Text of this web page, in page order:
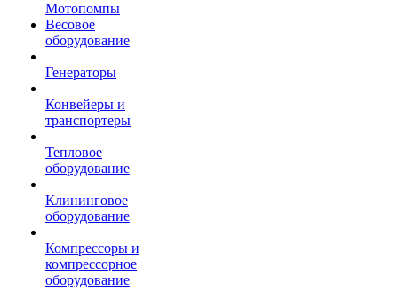
Мотопомпы
Весовое
оборудование
Генераторы
Конвейеры и
транспортеры
Тепловое
оборудование
Клининговое
оборудование
Компрессоры и
компрессорное
оборудование